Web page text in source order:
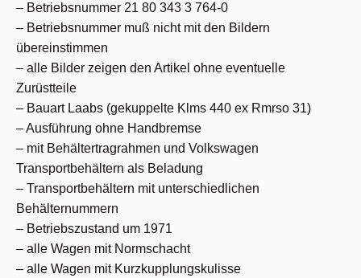
– Betriebsnummer 21 80 343 3 764-0
– Betriebsnummer muß nicht mit den Bildern
übereinstimmen
– alle Bilder zeigen den Artikel ohne eventuelle
Zurüstteile
– Bauart Laabs (gekuppelte Klms 440 ex Rmrso 31)
– Ausführung ohne Handbremse
– mit Behältertragrahmen und Volkswagen
Transportbehältern als Beladung
– Transportbehältern mit unterschiedlichen
Behälternummern
– Betriebszustand um 1971
– alle Wagen mit Normschacht
– alle Wagen mit Kurzkupplungskulisse